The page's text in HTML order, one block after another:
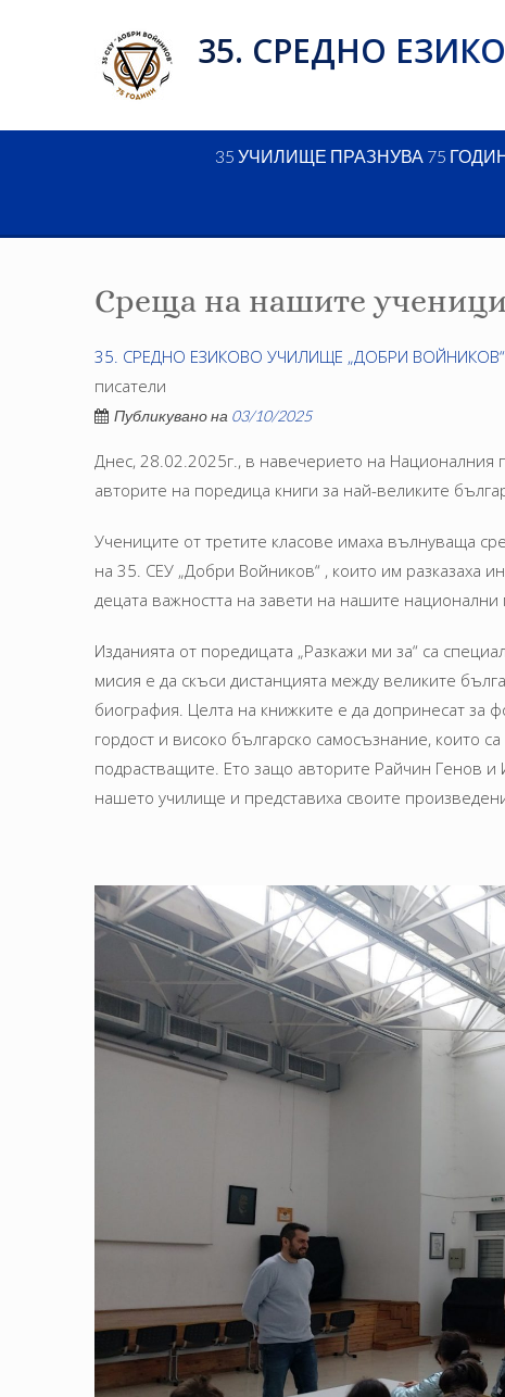
35. СРЕДНО
35 УЧИЛИЩЕ ПРАЗНУВА 75
Среща на нашите
35. СРЕДНО ЕЗИКОВО УЧИЛИЩЕ „ДОБРИ ВОЙНИКОВ“
писатели
Публикувано на 03/10/2025
Днес, 28.02.2025г., в навечерието на Националния
авторите на поредица книги за най-великите
Учениците от третите класове имаха вълнуваща
на 35. СЕУ „Добри Войников“ , които им разказаха
децата важността на завети на нашите национални
Изданията от поредицата „Разкажи ми за“ са
мисия е да скъси дистанцията между великите
биография. Целта на книжките е да допринесат
гордост и високо българско самосъзнание, които
подрастващите. Ето защо авторите Райчин Генов и
нашето училище и представиха своите